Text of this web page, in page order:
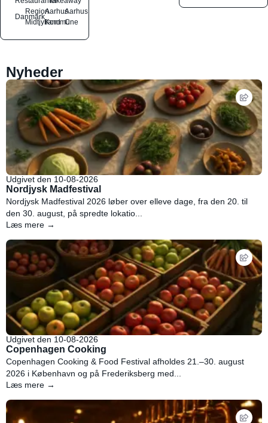
Danmark
Region
Midtjylland
Aarhus
Kommune
Aarhus
C
Nyheder
Udgivet den 10-08-2026
Nordjysk Madfestival
Nordjysk Madfestival 2026 løber over elleve dage, fra den 20. til
den 30. august, på spredte lokatio...
Læs mere →
Udgivet den 10-08-2026
Copenhagen Cooking
Copenhagen Cooking & Food Festival afholdes 21.–30. august
2026 i København og på Frederiksberg med...
Læs mere →